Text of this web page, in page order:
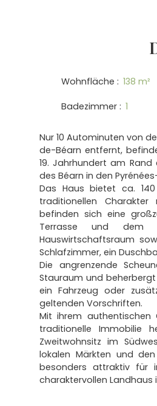
Wohnfläche : 138 m²
Badezimmer : 1
Nur 10 Autominuten von
de-Béarn entfernt,
19. Jahrhundert am
des Béarn in den
Das Haus bietet ca.
traditionellen
befinden sich eine
Terrasse und dem
Hauswirtschaftsraum
Schlafzimmer, ein
Die angrenzende
Stauraum und
ein Fahrzeug oder
geltenden Vorschriften.
Mit ihrem
traditionelle Immobilie
Zweitwohnsitz im
lokalen Märkten und
besonders attraktiv für
charaktervollen Landhaus